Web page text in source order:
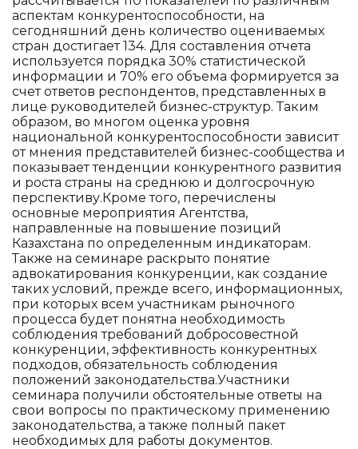
аспектам конкурентоспособности, на
сегодняшний день количество оцениваемых
стран достигает 134. Для составления отчета
используется порядка 30% статистической
информации и 70% его объема формируется за
счет ответов респондентов, представленных в
лице руководителей бизнес-структур. Таким
образом, во многом оценка уровня
национальной конкурентоспособности зависит
от мнения представителей бизнес-сообщества и
показывает тенденции конкурентного развития
и роста страны на среднюю и долгосрочную
перспективу.Кроме того, перечислены
основные мероприятия Агентства,
направленные на повышение позиций
Казахстана по определенным индикаторам.
Также на семинаре раскрыто понятие
адвокатирования конкуренции, как создание
таких условий, прежде всего, информационных,
при которых всем участникам рыночного
процесса будет понятна необходимость
соблюдения требований добросовестной
конкуренции, эффективность конкурентных
подходов, обязательность соблюдения
положений законодательства.Участники
семинара получили обстоятельные ответы на
свои вопросы по практическому применению
законодательства, а также полный пакет
необходимых для работы документов.